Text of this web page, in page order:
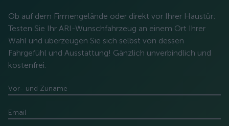
Ob auf dem Firmengelände oder direkt vor Ihrer Haustür:
Testen Sie Ihr ARI-Wunschfahrzeug an einem Ort Ihrer
Wahl und überzeugen Sie sich selbst von dessen
Fahrgefühl und Ausstattung! Gänzlich unverbindlich und
kostenfrei.
Vor- und Zuname
Email